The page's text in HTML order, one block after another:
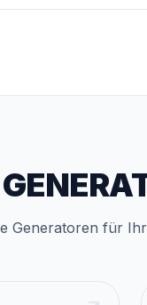
Generatoren für